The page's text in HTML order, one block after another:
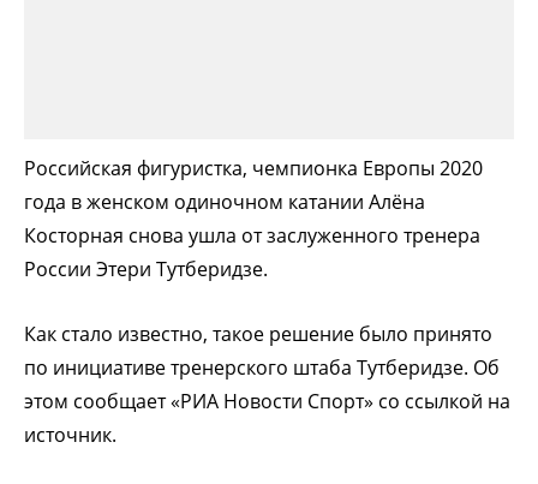
Российская фигуристка, чемпионка Европы 2020
года в женском одиночном катании Алёна
Косторная снова ушла от заслуженного тренера
России Этери Тутберидзе.
Как стало известно, такое решение было принято
по инициативе тренерского штаба Тутберидзе. Об
этом сообщает «РИА Новости Спорт» со ссылкой на
источник.